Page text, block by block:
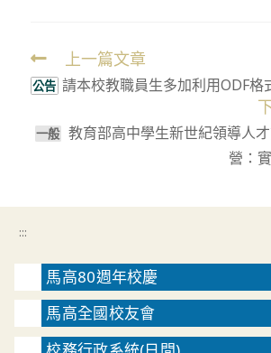
Read
more
上一篇文章
公告 請本校教職員生多加利用ODF格
⼀般 教育部高中學生新世紀領導人
營：
:::
馬高80週年校慶
馬高全國校友會